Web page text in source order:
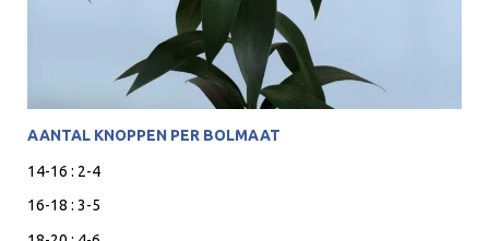
AANTAL KNOPPEN PER BOLMAAT
14-16 : 2-4
16-18 : 3-5